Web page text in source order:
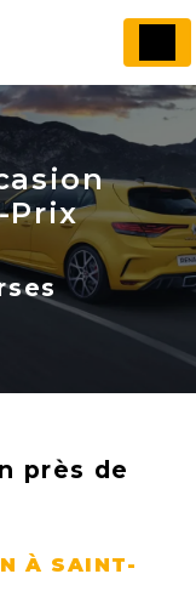
Prix
près de
À SAINT-